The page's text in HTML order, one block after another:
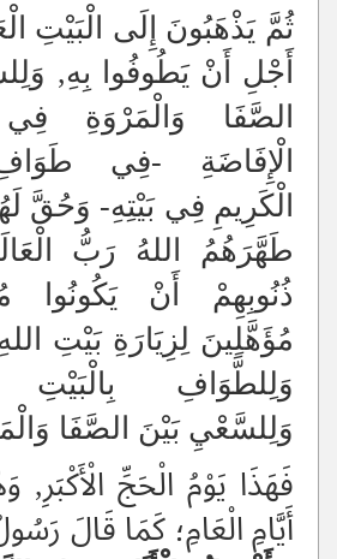
ثُمَّ يَذْهَبُونَ إِلَى الْبَيْتِ
أَجْلِ أَنْ يَطُوفُوا بِهِ,
الصَّفَا وَالْمَرْوَةِ
الْإِفَاضَةِ -فِي
الْكَرِيمِ فِي بَيْتِهِ- وَحُقَّ
طَهَّرَهُمُ اللهُ رَبُّ
ذُنُوبِهِمْ أَنْ يَكُونُوا
مُؤَهَّلِينَ لِزِيَارَةِ بَيْتِ
وَلِلطَّوَافِ بِالْبَيْتِ
وَلِلسَّعْيِ بَيْنَ الصَّفَا
فَهَذَا يَوْمُ الْحَجِّ
أَيَّامِ الْعَامِ؛ كَمَا قَالَ